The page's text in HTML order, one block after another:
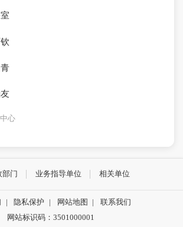
心
部门 业务指导单位 相关单位
| 隐私保护 | 网站地图 |
联系我们
网站标识码：3501000001